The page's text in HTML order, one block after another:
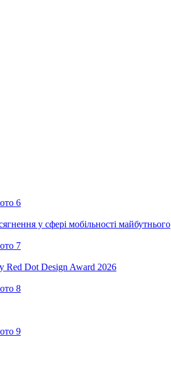
у сфері мобільності майбутнього
Red Dot Design Award 2026